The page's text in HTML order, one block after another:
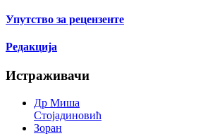
Упутство за рецензенте
Редакција
Истраживачи
Др Миша
Стојадиновић
Зоран